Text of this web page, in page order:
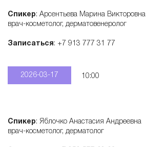
Спикер: Арсентьева Марина Викторовна
врач-косметолог, дерматовенеролог
Записаться: +7 913 777 31 77
2026-03-17 10:00
Спикер: Яблочко Анастасия Андреевна
врач-косметолог, дерматолог